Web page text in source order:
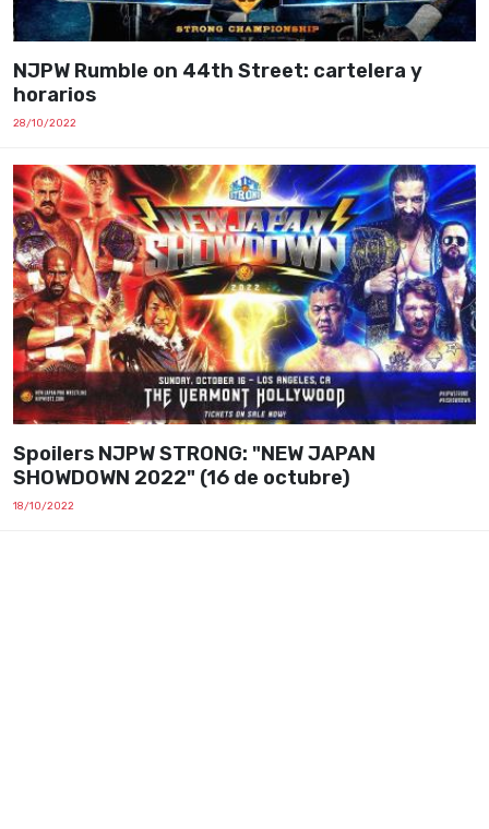
NJPW Rumble on 44th Street: cartelera y
horarios
28/10/2022
Spoilers NJPW STRONG: "NEW JAPAN
SHOWDOWN 2022" (16 de octubre)
18/10/2022